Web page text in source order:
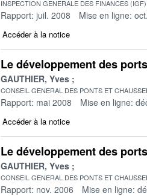
INSPECTION GENERALE DES FINANCES (IGF)
Rapport: juil. 2008 Mise en ligne:
Accéder à la notice
Le développement des
GAUTHIER, Yves
CONSEIL GENERAL DES PONTS ET
Rapport: mai 2008 Mise en ligne:
Accéder à la notice
Le développement des
GAUTHIER, Yves
CONSEIL GENERAL DES PONTS ET
Rapport: nov. 2006 Mise en ligne: